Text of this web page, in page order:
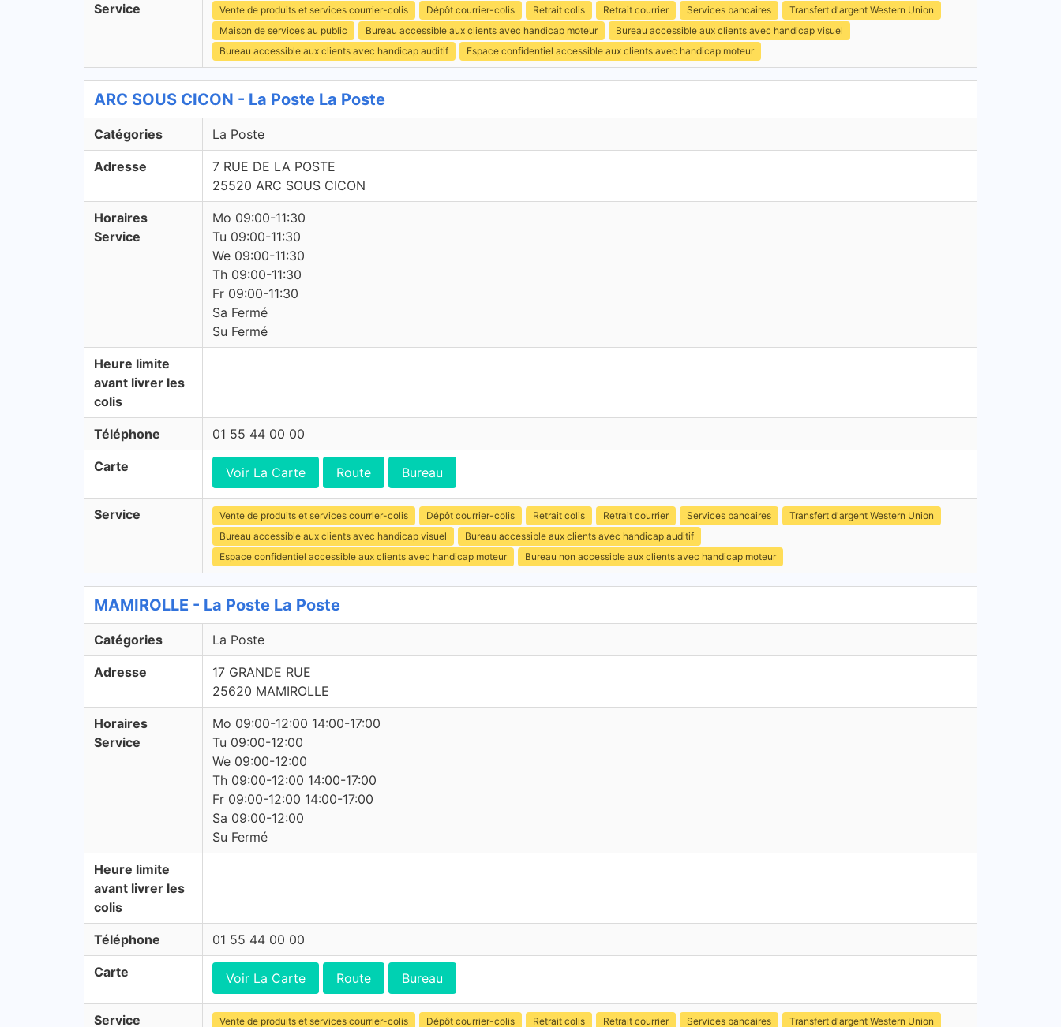
Service Vente de produits et services courrier-colis Dépôt courrier-colis Retrait colis Retrait courrier Services bancaires
Transfert d'argent Western Union
Maison de services au public
Bureau accessible aux clients avec handicap moteur
Bureau accessible aux clients avec handicap visuel
Bureau accessible aux clients avec handicap auditif
Espace confidentiel accessible aux clients avec handicap moteur
ARC SOUS CICON - La Poste La Poste
Catégories La Poste
Adresse
7 RUE DE LA POSTE
25520 ARC SOUS CICON
Horaires
Service
Mo 09:00-11:30
Tu 09:00-11:30
We 09:00-11:30
Th 09:00-11:30
Fr 09:00-11:30
Sa Fermé
Su Fermé
Heure limite
avant livrer les
colis
Téléphone 01 55 44 00 00
Carte Voir La Carte Route Bureau
Service Vente de produits et services courrier-colis Dépôt courrier-colis Retrait colis Retrait courrier Services bancaires
Transfert d'argent Western Union
Bureau accessible aux clients avec handicap visuel
Bureau accessible aux clients avec handicap auditif
Espace confidentiel accessible aux clients avec handicap moteur
Bureau non accessible aux clients avec handicap moteur
MAMIROLLE - La Poste La Poste
Catégories La Poste
Adresse
17 GRANDE RUE
25620 MAMIROLLE
Horaires
Service
Mo 09:00-12:00 14:00-17:00
Tu 09:00-12:00
We 09:00-12:00
Th 09:00-12:00 14:00-17:00
Fr 09:00-12:00 14:00-17:00
Sa 09:00-12:00
Su Fermé
Heure limite
avant livrer les
colis
Téléphone 01 55 44 00 00
Carte Voir La Carte Route Bureau
Service Vente de produits et services courrier-colis Dépôt courrier-colis Retrait colis Retrait courrier Services bancaires Transfert d'argent Western Union